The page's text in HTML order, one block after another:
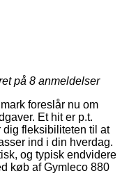
på 8 anmeldelser
foreslår nu om
Et hit er p.t.
dig fleksibiliteten til at
ind i din hverdag.
og typisk endvidere
køb af Gymleco 880